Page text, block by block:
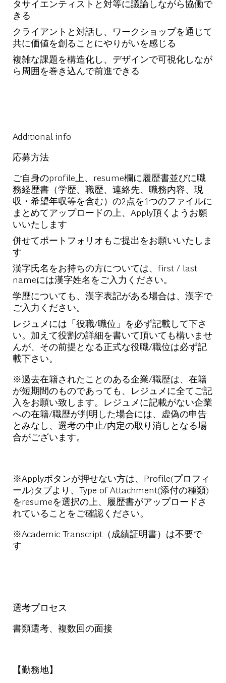
タサイエンティストと対等に議論しながら協働で
きる
クライアントと対話し、ワークショップを通じて
共に価値を創ることにやりがいを感じる
複雑な課題を構造化し、デザインで可視化しなが
ら周囲を巻き込んで前進できる
Additional info
応募方法
ご自身のprofile上、resume欄に履歴書並びに職
務経歴書（学歴、職歴、連絡先、職務内容、現
収・希望年収等を含む）の2点を1つのファイルに
まとめてアップロードの上、Apply頂くようお願
いいたします
併せてポートフォリオもご提出をお願いいたしま
す
漢字氏名をお持ちの方については、first / last
nameには漢字姓名をご入力ください。
学歴についても、漢字表記がある場合は、漢字で
ご入力ください。
レジュメには「役職/職位」を必ず記載して下さ
い。加えて役割の詳細を書いて頂いても構いませ
んが、その前提となる正式な役職/職位は必ず記
載下さい。
※過去在籍されたことのある企業/職歴は、在籍
が短期間のものであっても、レジュメに全てご記
入をお願い致します。レジュメに記載がない企業
への在籍/職歴が判明した場合には、虚偽の申告
とみなし、選考の中止/内定の取り消しとなる場
合がございます。
※Applyボタンが押せない方は、Profile(プロフィ
ール)タブより、Type of Attachment(添付の種類)
をresumeを選択の上、履歴書がアップロードさ
れていることをご確認ください。
※Academic Transcript（成績証明書）は不要で
す
選考プロセス
書類選考、複数回の面接
【勤務地】